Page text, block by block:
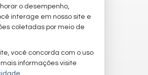
nosso newsletter
seu imóvel
favoritos
o desempenho,
interage em nosso site e
coletadas por meio de
você concorda com o uso
mais informações visite